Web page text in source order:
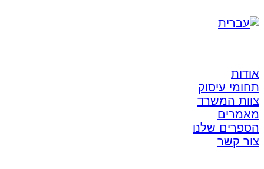
אודות
תחומי עיסוק
צוות המשרד
מאמרים
הספרים שלנו
צור קשר